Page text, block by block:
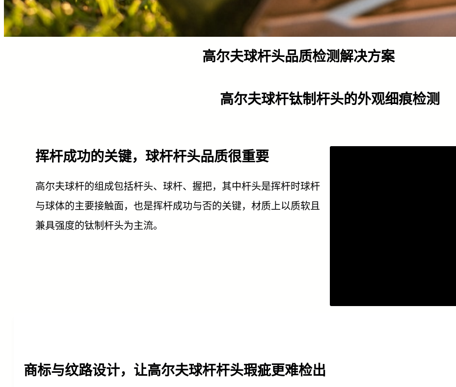
高尔夫球杆头品质检测解决方案
高尔夫球杆钛制杆头的外观细痕检测
挥杆成功的关键，球杆杆头品质很重要
高尔夫球杆的组成包括杆头、球杆、握把，其中杆头是挥杆时球杆
与球体的主要接触面，也是挥杆成功与否的关键，材质上以质软且
兼具强度的钛制杆头为主流。
商标与纹路设计，让高尔夫球杆杆头瑕疵更难检出